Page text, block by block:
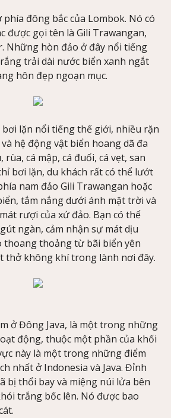
phía đông bắc của Lombok. Nó có
được gọi tên là Gili Trawangan,
Những hòn đảo ở đây nổi tiếng
trải dài nước biển xanh ngắt
hôn đẹp ngoạn mục.
bơi lặn nổi tiếng thế giới, nhiều rặn
hệ động vật biển hoang dã đa
cá mập, cá đuối, cá vẹt, san
bơi lặn, du khách rất có thể lướt
nam đảo Gili Trawangan hoặc
tắm nắng dưới ánh mặt trời và
rượi của xứ đảo. Bạn có thể
ngàn, cảm nhận sự mát dịu
thoảng từ bãi biển yên
thở không khí trong lành nơi đây.
ở Đông Java, là một trong những
động, thuộc một phần của khối
này là một trong những điểm
nhất ở Indonesia và Java. Đỉnh
bị thổi bay và miệng núi lửa bên
trắng bốc lên. Nó được bao